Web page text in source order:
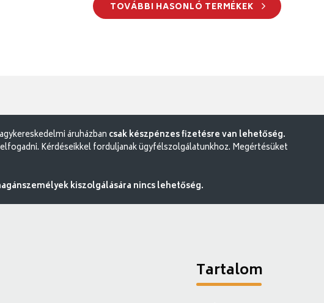
TOVÁBBI HASONLÓ TERMÉKEK
áruházban csak készpénzes fizetésre van lehetőség.
Kérdéseikkel forduljanak ügyfélszolgálatunkhoz. Megértésüket
kiszolgálására nincs lehetőség.
Tartalom